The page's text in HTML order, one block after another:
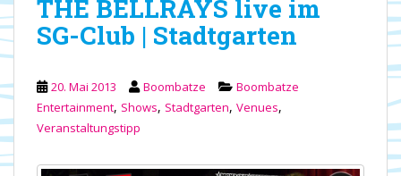
THE BELLRAYS live im
SG-Club | Stadtgarten
20. Mai 2013 Boombatze
Boombatze
Entertainment, Shows, Stadtgarten, Venues,
Veranstaltungstipp